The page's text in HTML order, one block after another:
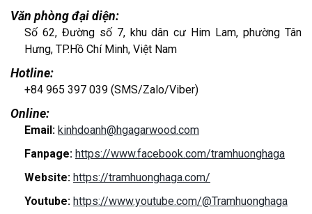
Văn phòng đại diện:
Số 62, Đường số 7, khu dân cư Him Lam, phường Tân
Hưng, TP.Hồ Chí Minh, Việt Nam
Hotline:
+84 965 397 039 (SMS/Zalo/Viber)
Online:
Email: kinhdoanh@hgagarwood.com
Fanpage: https://www.facebook.com/tramhuonghaga
Website: https://tramhuonghaga.com/
Youtube: https://www.youtube.com/@Tramhuonghaga